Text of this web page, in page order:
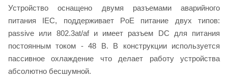
Устройство оснащено двумя разъемами аварийного
питания IEC, поддерживает PoE питание двух типов:
passive или 802.3at/af и имеет разъем DC для питания
постоянным током - 48 В. В конструкции используется
пассивное охлаждение что делает работу устройства
абсолютно бесшумной.